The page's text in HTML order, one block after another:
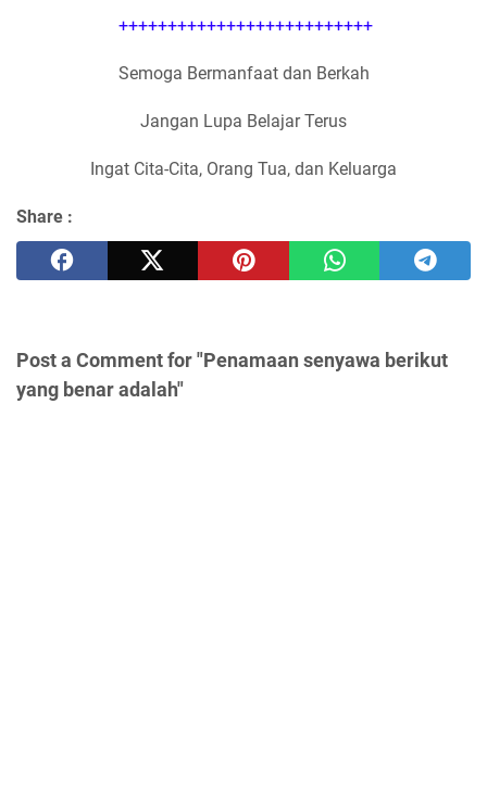
++++++++++++++++++++++++++
Semoga Bermanfaat dan Berkah
Jangan Lupa Belajar Terus
Ingat Cita-Cita, Orang Tua, dan Keluarga
Share :
Post a Comment for "Penamaan senyawa berikut
yang benar adalah"